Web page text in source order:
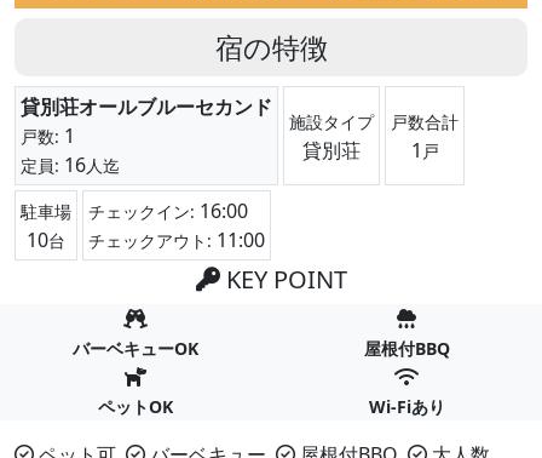
宿の特徴
貸別荘オールブルーセカンド
戸数: 1
定員: 16人迄
施設タイプ
貸別荘
戸数合計
1 戸
駐車場
10台
チェックイン: 16:00
チェックアウト: 11:00
KEY POINT
バーベキューOK 屋根付BBQ
ペットOK Wi-Fiあり